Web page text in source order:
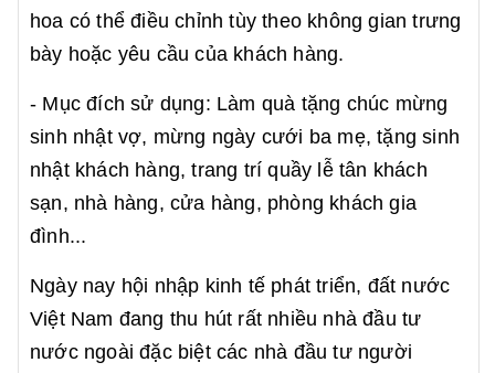
hoa có thể điều chỉnh tùy theo không gian trưng
bày hoặc yêu cầu của khách hàng.
- Mục đích sử dụng: Làm quà tặng chúc mừng
sinh nhật vợ, mừng ngày cưới ba mẹ, tặng sinh
nhật khách hàng, trang trí quầy lễ tân khách
sạn, nhà hàng, cửa hàng, phòng khách gia
đình...
Ngày nay hội nhập kinh tế phát triển, đất nước
Việt Nam đang thu hút rất nhiều nhà đầu tư
nước ngoài đặc biệt các nhà đầu tư người